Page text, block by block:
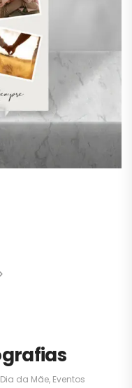
Dia da Mãe, Eventos